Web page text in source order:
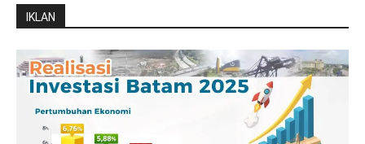
IKLAN